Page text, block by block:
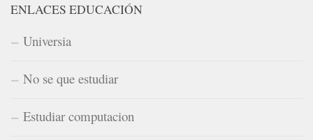
ENLACES EDUCACIÓN
Universia
No se que estudiar
Estudiar computacion